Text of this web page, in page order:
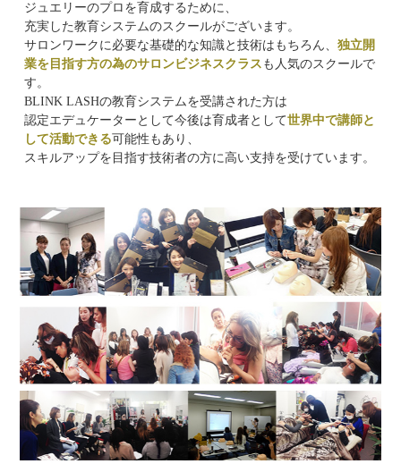
ジュエリーのプロを育成するために、
充実した教育システムのスクールがございます。
サロンワークに必要な基礎的な知識と技術はもちろん、独立開
業を目指す方の為のサロンビジネスクラス も人気のスクールで
す。
BLINK LASHの教育システムを受講された方は
認定エデュケーターとして今後は育成者として世界中で講師と
して活動できる可能性もあり、
スキルアップを目指す技術者の方に高い支持を受けています。